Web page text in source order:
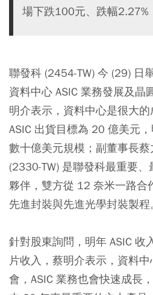
場下跌100元、跌幅2.27%
聯發科 (2454-TW) 今 (29) 日
資料中心 ASIC 業務發展及晶
明介表示，資料中心是很大
ASIC 出貨目標為 20 億美元
數十億美元規模；副董事長
(2330-TW) 是聯發科最重要
夥伴，雙方從 12 奈米一路合
先進封裝與先進光學封裝製程
針對股東詢問，明年 ASIC 收
片收入，蔡明介表示，資料
會，ASIC 業務也會快速成長